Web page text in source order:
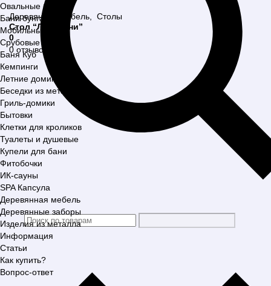
Овальные бани
Бани бунгало
Мобильные бани
Срубовые бани
Баня Куб
Кемпинги
Летние домики
Беседки из металла
Гриль-домики
Бытовки
Клетки для кроликов
Туалеты и душевые
Купели для бани
Фитобочки
ИК-сауны
SPA Капсула
Деревянная мебель
Деревянные заборы
Изделия из металла
Информация
Статьи
Как купить?
Вопрос-ответ
Деревянная мебель
Столы
Стол “Лео Мини”
0
0 отзывов